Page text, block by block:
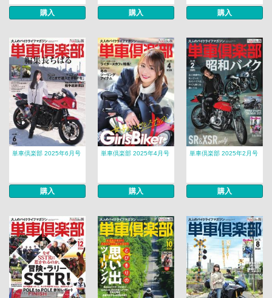
購入 購入 購入
単車倶楽部 2025年6月号
購入
単車倶楽部 2025年4月号
購入
単車倶楽部 2025年2月号
購入